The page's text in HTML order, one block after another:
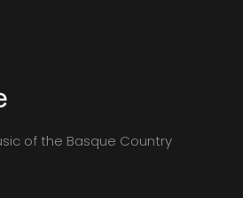
of the Basque Country